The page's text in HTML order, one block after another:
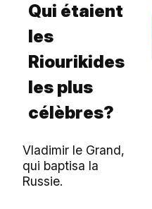
Qui étaient
les
Riourikides
les plus
célèbres?
Vladimir le Grand,
qui baptisa la
Russie.